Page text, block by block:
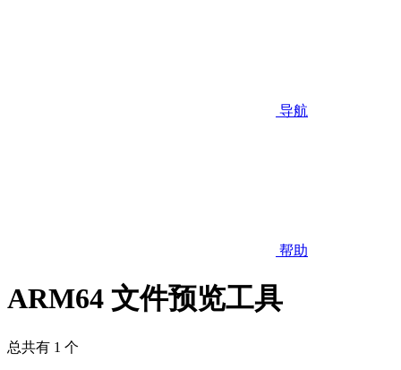
导航
帮助
ARM64 文件预览工具
总共有 1 个